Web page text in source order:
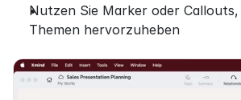
Nutzen Sie Marker oder
Themen hervorzuheben